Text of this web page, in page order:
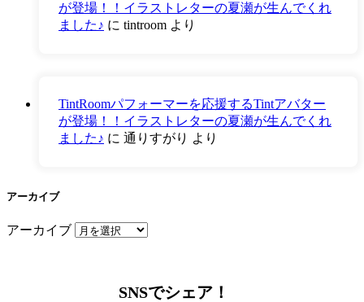
が登場！！イラストレターの夏瀬が生んでくれ
ました♪ に tintroom より
TintRoomパフォーマーを応援するTintアバター
が登場！！イラストレターの夏瀬が生んでくれ
ました♪ に 通りすがり より
アーカイブ
アーカイブ
SNSでシェア！